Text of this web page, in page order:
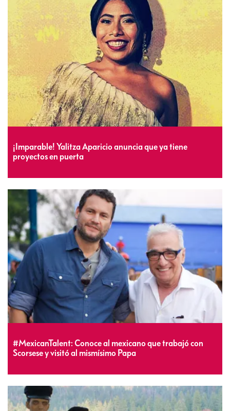
¡Imparable! Yalitza Aparicio anuncia que ya tiene
proyectos en puerta
#MexicanTalent: Conoce al mexicano que trabajó con
Scorsese y visitó al mismísimo Papa